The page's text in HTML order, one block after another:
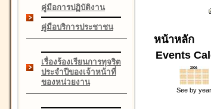
คู่มือการปฏิบัติงาน
คู่มือบริการประชาชน
เรื่องร้องเรียนการทุจริต
ประจำปีของเจ้าหน้าที่
ของหน่วยงาน
หน้าหลัก
Events
See by year